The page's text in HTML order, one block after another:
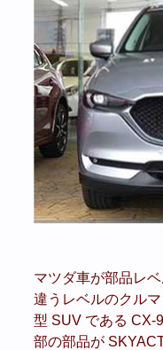
マツダ車が部品レ
違うレベルのクル
型 SUV である CX-
部の部品が